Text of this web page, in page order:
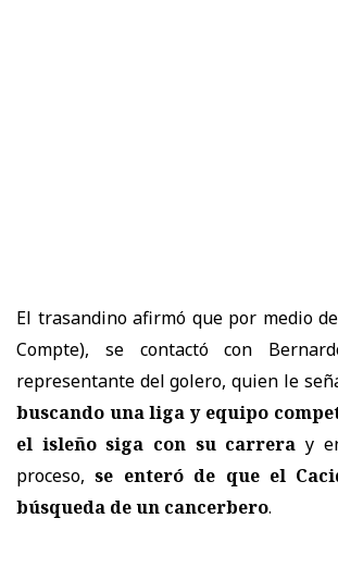
El trasandino afirmó que por medio
Compte), se contactó con
representante del golero, quien le
buscando una liga y equipo
el isleño siga con su carrera y
proceso,se enteró de que el
búsqueda de un cancerbero.